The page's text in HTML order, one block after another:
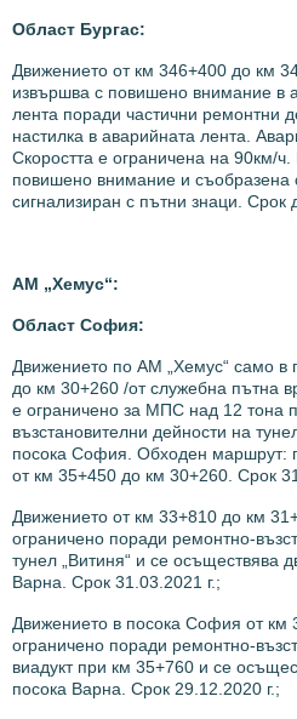
Област Бургас:
Движението от км 346+400 до км
извършва с повишено внимание в
лента поради частични ремонтни
настилка в аварийната лента.
Скоростта е ограничена на 90км/
повишено внимание и съобразена
сигнализиран с пътни знаци. Срок
АМ „Хемус“:
Област София:
Движението по АМ „Хемус“ само в
до км 30+260 /от служебна пътна
е ограничено за МПС над 12 тона
възстановителни дейности на
посока София. Обходен маршрут:
от км 35+450 до км 30+260. Срок
Движението от км 33+810 до км
ограничено поради ремонтно-
тунел „Витиня“ и се осъществява
Варна. Срок 31.03.2021 г.;
Движението в посока София от км
ограничено поради ремонтно-
виадукт при км 35+760 и се
посока Варна. Срок 29.12.2020 г.;